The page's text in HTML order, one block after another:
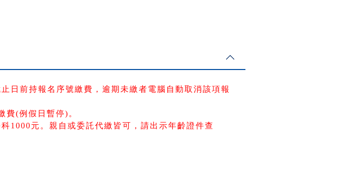
日前持報名序號繳費，逾期未繳者電腦自動取消該項報
費(例假日暫停)。
1000元。親自或委託代繳皆可，請出示年齡證件查